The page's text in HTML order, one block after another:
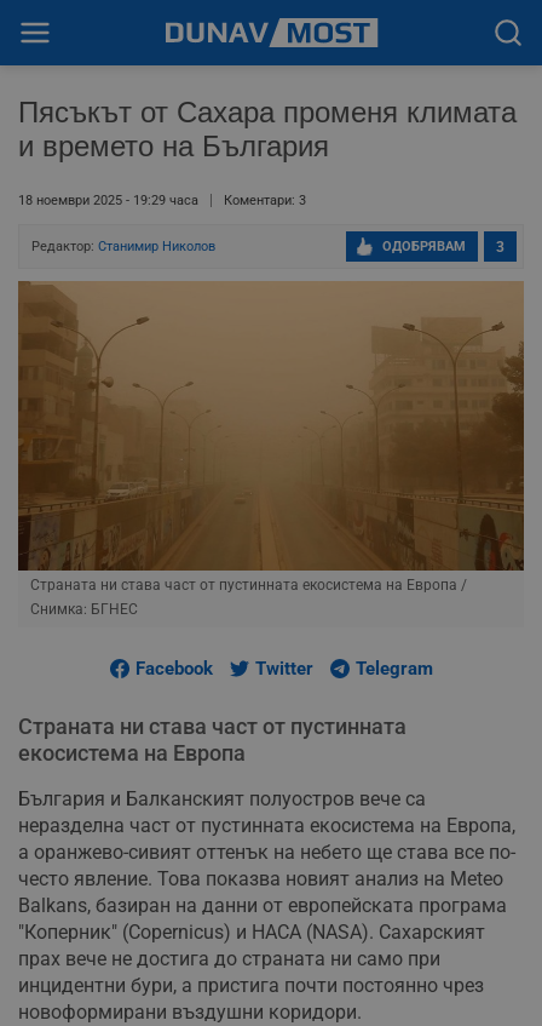
Пясъкът от Сахара променя климата
и времето на България
18 ноември 2025 - 19:29 часа Коментари: 3
Редактор: Станимир Николов 3
ОДОБРЯВАМ
Страната ни става част от пустинната екосистема на Европа /
Снимка: БГНЕС
Facebook Twitter Telegram
Страната ни става част от пустинната
екосистема на Европа
България и Балканският полуостров вече са
неразделна част от пустинната екосистема на Европа,
а оранжево-сивият оттенък на небето ще става все по-
често явление. Това показва новият анализ на Meteo
Balkans, базиран на данни от европейската програма
"Коперник" (Copernicus) и НАСА (NASA). Сахарският
прах вече не достига до страната ни само при
инцидентни бури, а пристига почти постоянно чрез
новоформирани въздушни коридори.